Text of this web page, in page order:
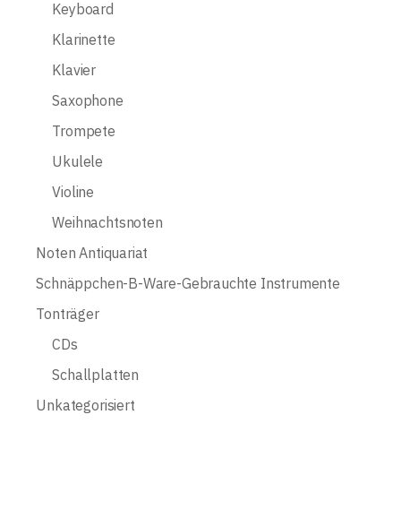
Keyboard
Klarinette
Klavier
Saxophone
Trompete
Ukulele
Violine
Weihnachtsnoten
Noten Antiquariat
Schnäppchen-B-Ware-Gebrauchte Instrumente
Tonträger
CDs
Schallplatten
Unkategorisiert